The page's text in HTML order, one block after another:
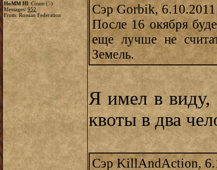
HoMM III: Count (5)
Messages: 952
From: Russian Federation
Сэр Gorbik,
После 16 окября
еще лучше не
Земель.
Я имел в виду,
квоты в два
Сэр KillAndAction,